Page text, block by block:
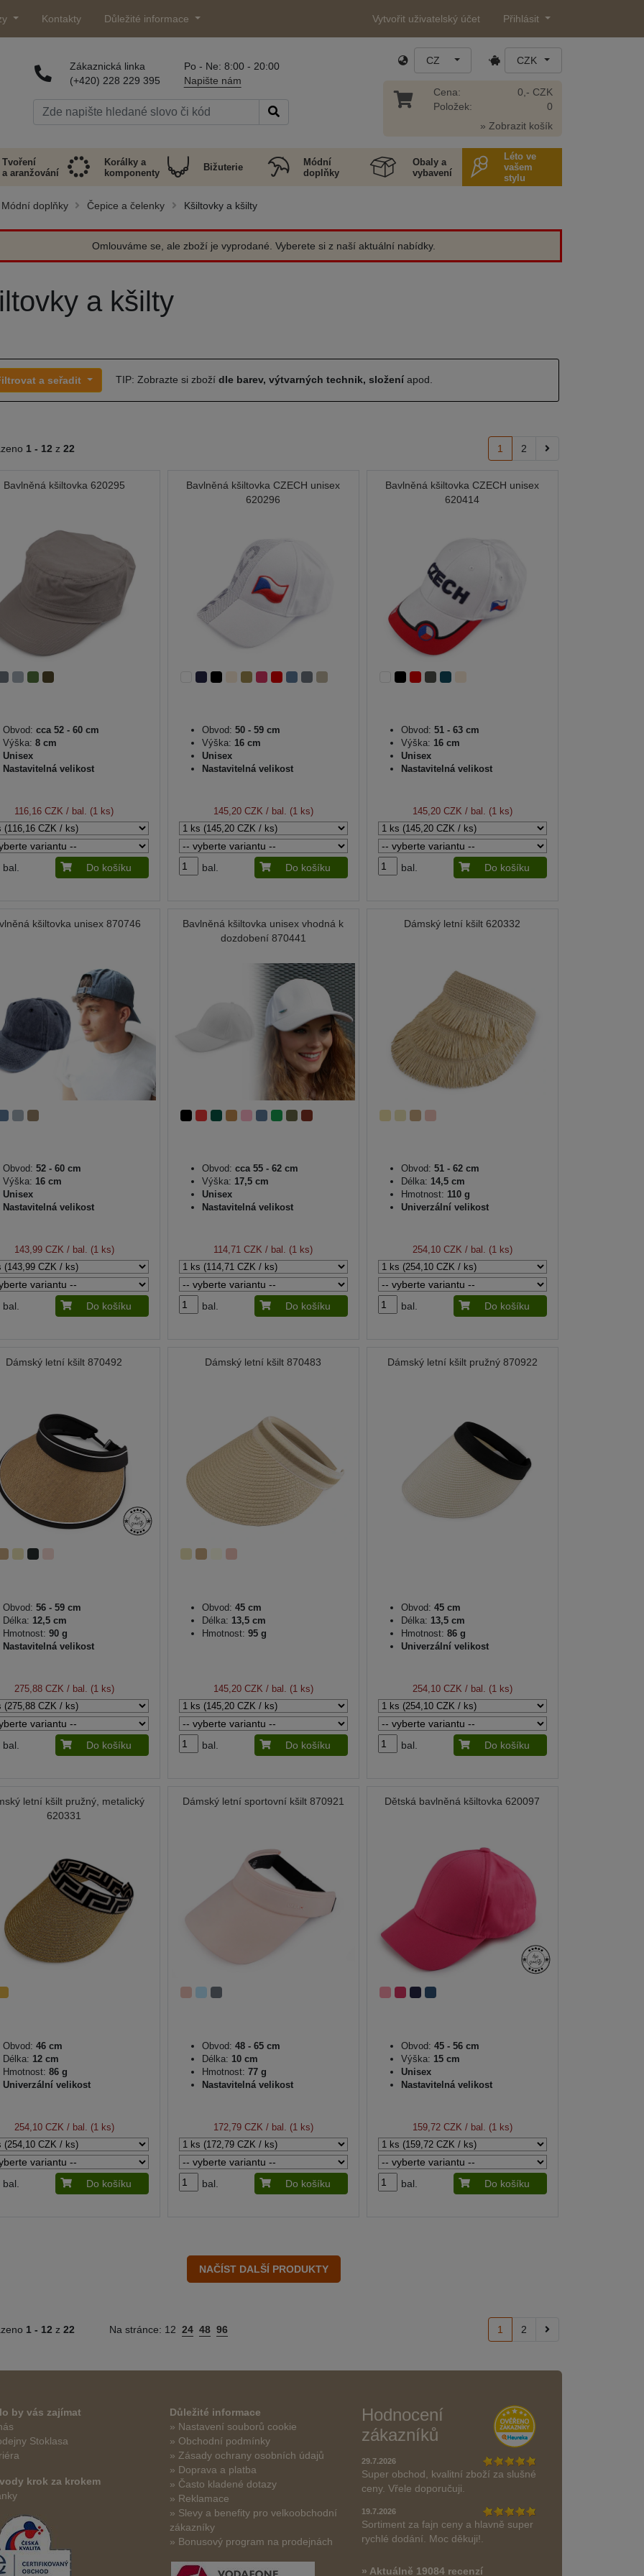
Kontakty Důležité informace Vytvořit uživatelský účet Přihlásit
Zákaznická linka
(+420) 228 229 395
Po - Ne: 8:00 - 20:00
Napište nám
CZ CZK
Cena:
Položek:
0,- CZK
0
» Zobrazit košík
Tvoření
a aranžování
Korálky a
komponenty
Bižuterie
Módní
doplňky
Obaly a
vybavení
Léto ve
vašem
stylu
Módní doplňky Čepice a čelenky Kšiltovky a kšilty
Omlouváme se, ale zboží je vyprodané. Vyberete si z naší aktuální nabídky.
a kšilty
a seřadit TIP: Zobrazte si zboží dle barev, výtvarných technik, složeníapod.
1 - 12 z 22 1 2
Bavlněná kšiltovka 620295
Obvod: cca 52 - 60 cm
Výška: 8 cm
Unisex
Nastavitelná velikost
116,16 CZK / bal. (1 ks)
bal. Do košíku
Bavlněná kšiltovka CZECH unisex
620296
Obvod: 50 - 59 cm
Výška: 16 cm
Unisex
Nastavitelná velikost
145,20 CZK / bal. (1 ks)
bal. Do košíku
Bavlněná kšiltovka CZECH unisex
620414
Obvod: 51 - 63 cm
Výška: 16 cm
Unisex
Nastavitelná velikost
145,20 CZK / bal. (1 ks)
bal. Do košíku
kšiltovka unisex 870746
Obvod: 52 - 60 cm
Výška: 16 cm
Unisex
Nastavitelná velikost
143,99 CZK / bal. (1 ks)
bal. Do košíku
Bavlněná kšiltovka unisex vhodná k
dozdobení 870441
Obvod: cca 55 - 62 cm
Výška: 17,5 cm
Unisex
Nastavitelná velikost
114,71 CZK / bal. (1 ks)
bal. Do košíku
Dámský letní kšilt 620332
Obvod: 51 - 62 cm
Délka: 14,5 cm
Hmotnost: 110 g
Univerzální velikost
254,10 CZK / bal. (1 ks)
bal. Do košíku
Dámský letní kšilt 870492
Obvod: 56 - 59 cm
Délka: 12,5 cm
Hmotnost: 90 g
Nastavitelná velikost
275,88 CZK / bal. (1 ks)
bal. Do košíku
Dámský letní kšilt 870483
Obvod: 45 cm
Délka: 13,5 cm
Hmotnost: 95 g
145,20 CZK / bal. (1 ks)
bal. Do košíku
Dámský letní kšilt pružný 870922
Obvod: 45 cm
Délka: 13,5 cm
Hmotnost: 86 g
Univerzální velikost
254,10 CZK / bal. (1 ks)
bal. Do košíku
letní kšilt pružný, metalický
620331
Obvod: 46 cm
Délka: 12 cm
Hmotnost: 86 g
Univerzální velikost
254,10 CZK / bal. (1 ks)
bal. Do košíku
Dámský letní sportovní kšilt 870921
Obvod: 48 - 65 cm
Délka: 10 cm
Hmotnost: 77 g
Nastavitelná velikost
172,79 CZK / bal. (1 ks)
bal. Do košíku
Dětská bavlněná kšiltovka 620097
Obvod: 45 - 56 cm
Výška: 15 cm
Unisex
Nastavitelná velikost
159,72 CZK / bal. (1 ks)
bal. Do košíku
1 - 12 z 22 Na stránce: 12 24 48 96 1 2
by vás zajímat
Stoklasa
krok za krokem
Důležité informace
» Nastavení souborů cookie
» Obchodní podmínky
» Zásady ochrany osobních údajů
» Doprava a platba
» Často kladené dotazy
» Reklamace
» Slevy a benefity pro velkoobchodní
zákazníky
» Bonusový program na prodejnách
Hodnocení
zákazníků
29.7.2026
Super obchod, kvalitní zboží za slušné
ceny. Vřele doporučuji.
19.7.2026
Sortiment za fajn ceny a hlavně super
rychlé dodání. Moc děkuji!.
» Aktuálně 19084 recenzí